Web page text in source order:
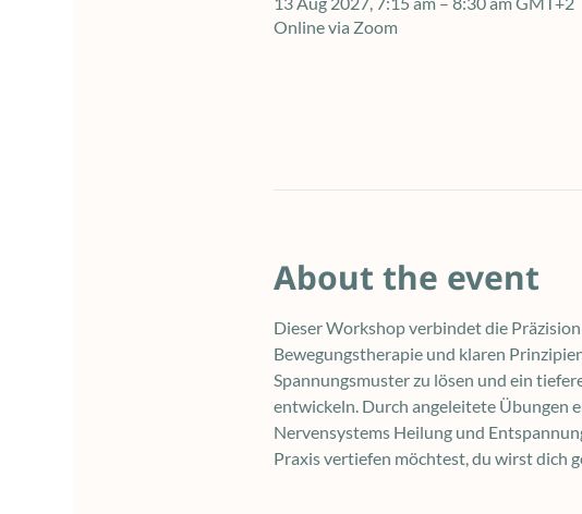
Online via Zoom
About the event
Dieser Workshop verbindet die
Bewegungstherapie und klaren
Spannungsmuster zu lösen und ein
entwickeln. Durch angeleitete Übungen
Nervensystems Heilung und
Praxis vertiefen möchtest, du wirst dich